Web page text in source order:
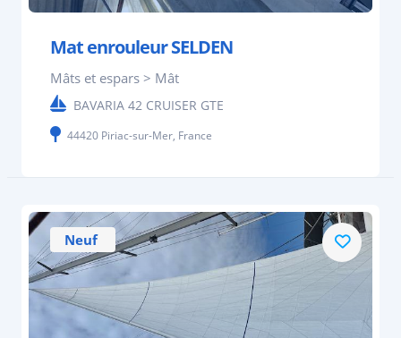
Mat enrouleur SELDEN
Mâts et espars > Mât
BAVARIA 42 CRUISER GTE
44420 Piriac-sur-Mer, France
Neuf